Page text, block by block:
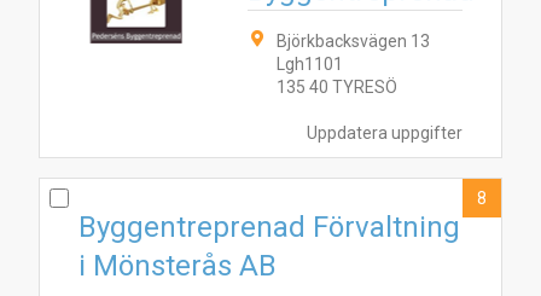
Uppdatera uppgifter
Björkbacksvägen 13
Lgh1101
135 40 TYRESÖ
Byggentreprenad Förvaltning
i Mönsterås AB
8